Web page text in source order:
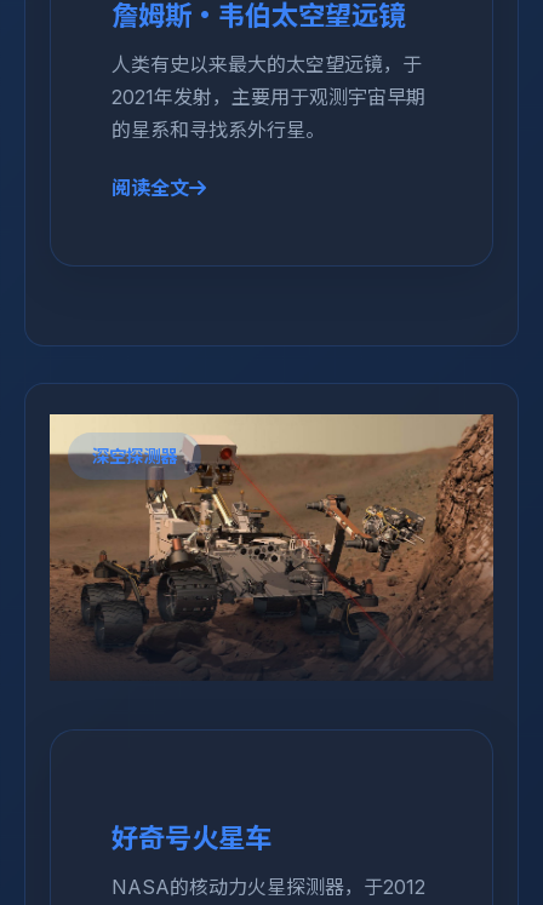
詹姆斯·韦伯太空望远镜
人类有史以来最大的太空望远镜，于
2021年发射，主要用于观测宇宙早期
的星系和寻找系外行星。
阅读全文
深空探测器
好奇号火星车
NASA的核动力火星探测器，于2012